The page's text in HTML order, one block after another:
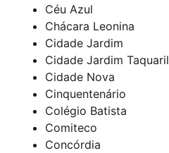
Céu Azul
Chácara Leonina
Cidade Jardim
Cidade Jardim Taquaril
Cidade Nova
Cinquentenário
Colégio Batista
Comiteco
Concórdia